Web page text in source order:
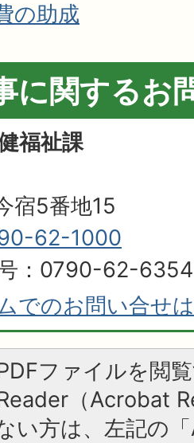
の助成
に関するお
福祉課
宿5番地15
62-1000
：0790-62-6354
でのお問い合せ
ファイルを閲
（Acrobat
い方は、左記の